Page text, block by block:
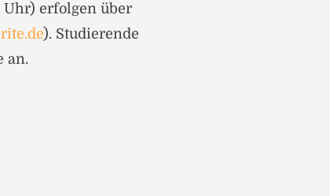
Uhr) erfolgen über
). Studierende
an.